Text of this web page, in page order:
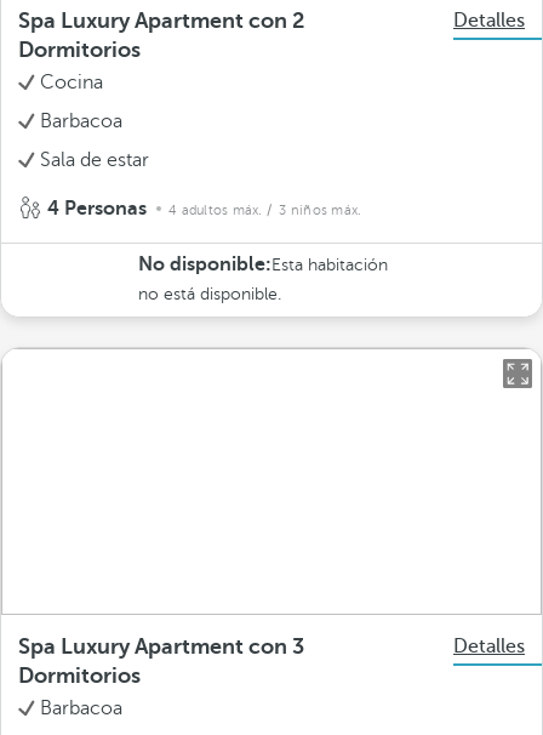
Spa Luxury Apartment con 2
Dormitorios
Detalles
Cocina
Barbacoa
Sala de estar
4 Personas 4 adultos máx. / 3 niños máx.
No disponible: Esta habitación
no está disponible.
Spa Luxury Apartment con 3
Dormitorios
Detalles
Barbacoa